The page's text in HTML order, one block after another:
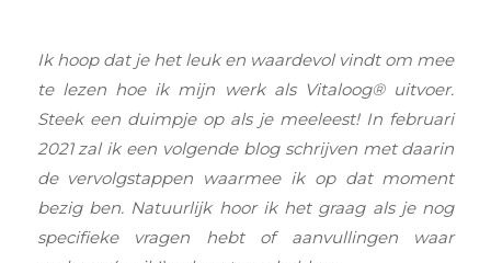
Ik hoop dat je het leuk en waardevol vindt om mee
te lezen hoe ik mijn werk als Vitaloog® uitvoer.
Steek een duimpje op als je meeleest! In februari
2021 zal ik een volgende blog schrijven met daarin
de vervolgstappen waarmee ik op dat moment
bezig ben. Natuurlijk hoor ik het graag als je nog
specifieke vragen hebt of aanvullingen waar